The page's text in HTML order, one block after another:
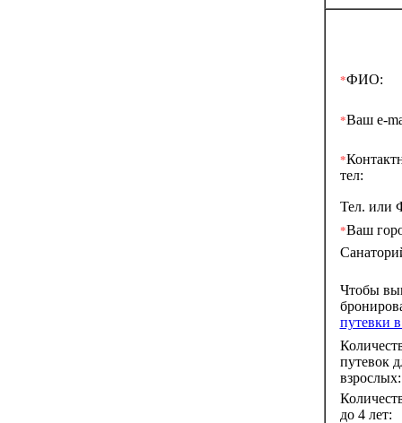
*ФИО:
*Ваш e-
*
тел:
Тел. или
*Ваш
Чтобы
путевки
путевок
взрослых:
до 4 лет: